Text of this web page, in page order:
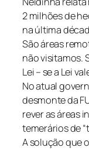
2 milhões de
na última
São áreas
não visitamos.
Lei – se a Lei
No atual
desmonte da
rever as áreas
temerários de
A solução que